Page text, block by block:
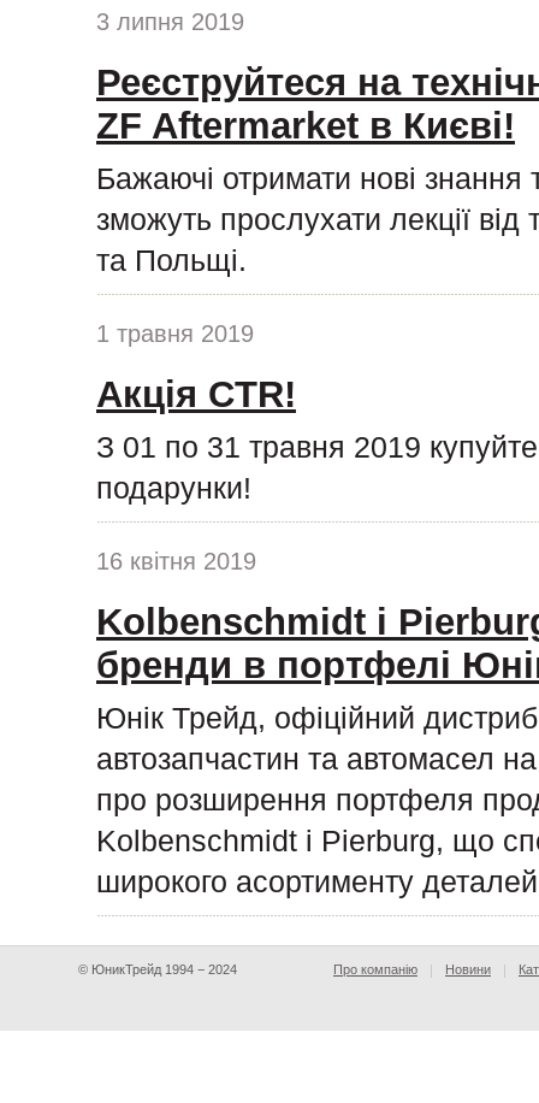
3 липня 2019
Реєструйтеся на
ZF Aftermarket в Києві!
Бажаючі отримати нові знання
зможуть прослухати лекції від
та Польщі.
1 травня 2019
Акція CTR!
З 01 по 31 травня 2019
подарунки!
16 квітня 2019
Kolbenschmidt і
бренди в портфелі
Юнік Трейд, офіційний
автозапчастин та автомасел
про розширення портфеля
Kolbenschmidt і Pierburg, що
широкого асортименту
© ЮникТрейд 1994 − 2024 Про компанію Новини